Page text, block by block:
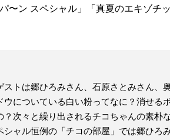
〜ン スペシャル」「真夏のエキゾチ
ストは郷ひろみさん、石原さとみさん、
についている白い粉ってなに？消せる
？次々と繰り出されるチコちゃんの素朴
シャル恒例の「チコの部屋」では郷ひろ